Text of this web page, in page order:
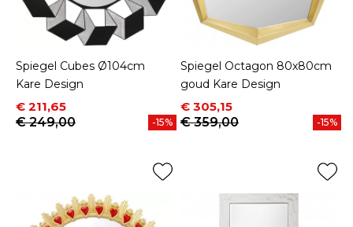
Spiegel Cubes Ø104cm
Kare Design
Prijs
€ 211,65
Normale prijs
€ 249,00
-15%
Spiegel Octagon 80x80cm
goud Kare Design
Prijs
€ 305,15
Normale prijs
€ 359,00
-15%